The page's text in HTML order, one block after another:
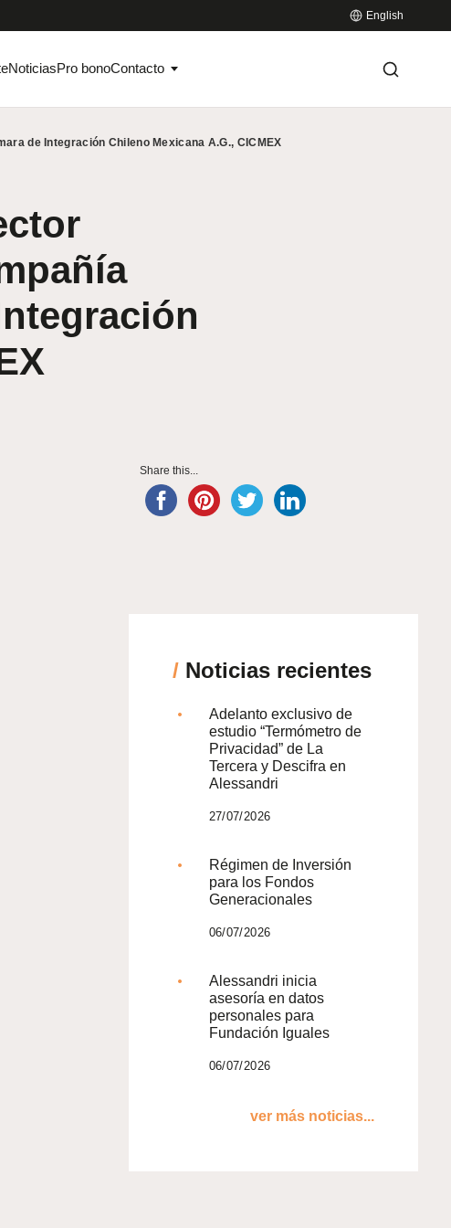
English
NoticiasPro bonoContacto
de Integración Chileno Mexicana A.G., CICMEX
Share this...
/Noticias recientes
Adelanto exclusivo de
estudio “Termómetro de
Privacidad” de La
Tercera y Descifra en
Alessandri
27/07/2026
Régimen de Inversión
para los Fondos
Generacionales
06/07/2026
Alessandri inicia
asesoría en datos
personales para
Fundación Iguales
06/07/2026
ver más noticias...